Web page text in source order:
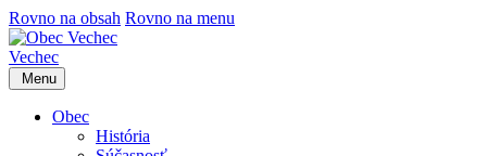
Rovno na obsah Rovno na menu
Vechec
Menu
Obec
História